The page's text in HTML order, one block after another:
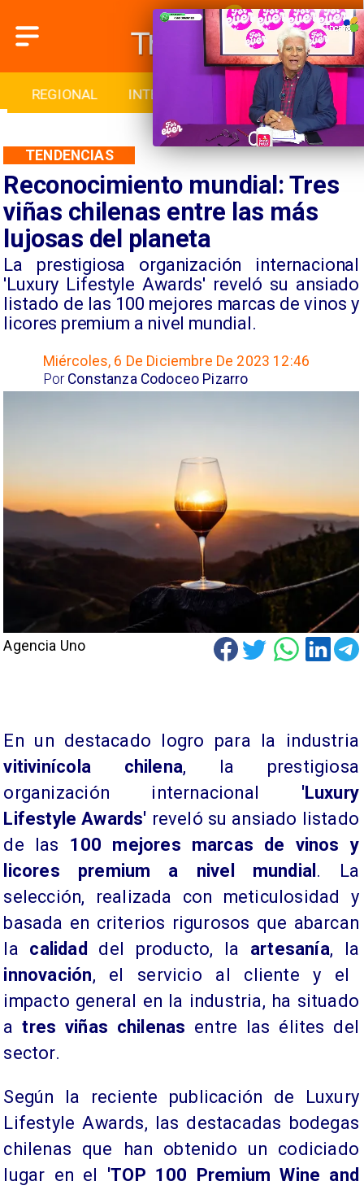
REGIONAL INTERNACIONAL DEPORTES
Reconocimiento mundial: Tres
viñas chilenas entre las más
lujosas del planeta
La prestigiosa organización internacional
'Luxury Lifestyle Awards' reveló su ansiado
listado de las 100 mejores marcas de vinos y
licores premium a nivel mundial.
TENDENCIAS
Miércoles, 6 De Diciembre De 2023 12:46
Constanza Codoceo Pizarro
Por
Agencia Uno
En un destacado logro para la industria
vitivinícola chilena, la prestigiosa
organización internacional 'Luxury
Lifestyle Awards' reveló su ansiado listado
de las 100 mejores marcas de vinos y
licores
premium a nivel mundial . La
selección, realizada con meticulosidad y
basada en criterios rigurosos que abarcan
la calidad del producto, la artesanía, la
innovación, el servicio al cliente y el
impacto general en la industria, ha situado
a tres viñas chilenas entre las élites del
sector.
​Según la reciente publicación de Luxury
Lifestyle Awards, las destacadas bodegas
chilenas que han obtenido un codiciado
lugar en el 'TOP 100 Premium Wine and